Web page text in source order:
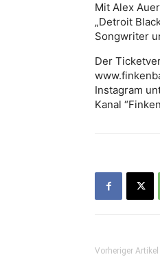
Mit Alex
„Detroit
Songwriter
Der
Instagram
Kanal
Vorheriger Artikel